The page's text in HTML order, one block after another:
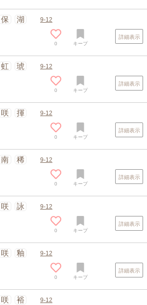
保 湖 9-12
0 キープ
詳細表示
虹 琥 9-12
0 キープ
詳細表示
咲 揮 9-12
0 キープ
詳細表示
南 稀 9-12
0 キープ
詳細表示
咲 詠 9-12
0 キープ
詳細表示
咲 釉 9-12
0 キープ
詳細表示
咲 裕 9-12